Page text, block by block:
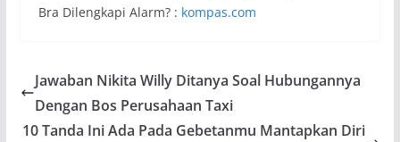
Bra Dilengkapi Alarm? : kompas.com
Jawaban Nikita Willy Ditanya Soal Hubungannya
Dengan Bos Perusahaan Taxi
10 Tanda Ini Ada Pada Gebetanmu Mantapkan Diri